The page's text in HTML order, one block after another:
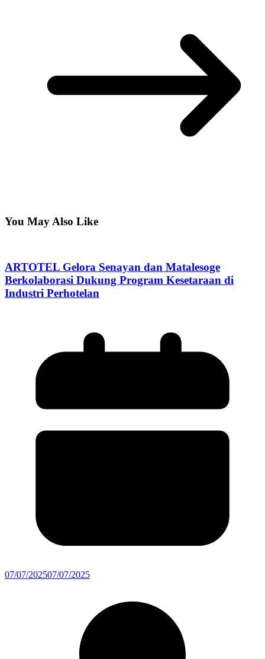
You May Also Like
ARTOTEL Gelora Senayan dan Matalesoge
Berkolaborasi Dukung Program Kesetaraan di
Industri Perhotelan
07/07/202507/07/2025